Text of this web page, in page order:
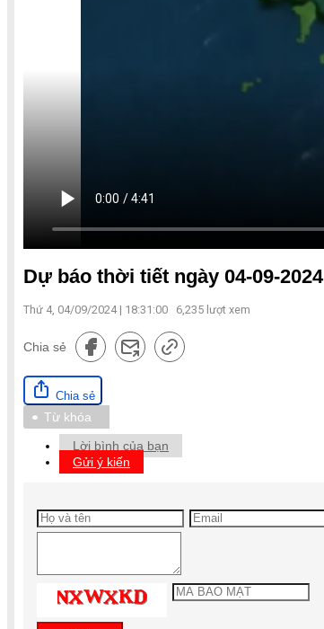
Dự báo thời tiết ngày 04-09-2024
Thứ 4, 04/09/2024 | 18:31:00 6,235 lượt xem
Chia sẻ
Chia sẻ
Từ khóa
Lời bình của bạn
Gửi ý kiến